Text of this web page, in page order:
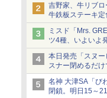
吉野家、牛リブ
牛鉄板ステーキ
ミスド「Mrs.
ツ4種、いよいよ
本日発売「スヌ
スナー閉めるだ
とまる
名神 大津SA「び
閉鎖。明日15～